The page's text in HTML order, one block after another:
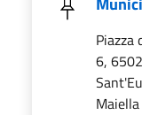
Piazza
6,